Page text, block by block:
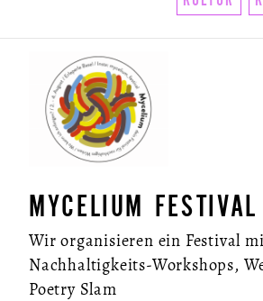
MYCELIUM FESTIVAL
Wir organisieren ein Festival
Nachhaltigkeits-Workshops,
Poetry Slam